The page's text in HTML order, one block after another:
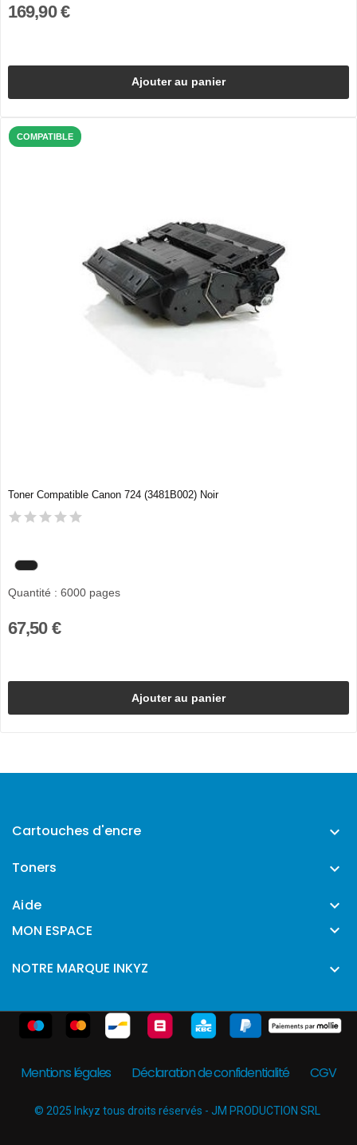
169,90 €
Ajouter au panier
COMPATIBLE
Toner Compatible Canon 724 (3481B002) Noir
Quantité : 6000 pages
67,50 €
Ajouter au panier
Cartouches d'encre 
Toners 
Aide 
MON ESPACE 
NOTRE MARQUE INKYZ 
Mentions légales Déclaration de confidentialité CGV
© 2025 Inkyz tous droits réservés - JM PRODUCTION SRL